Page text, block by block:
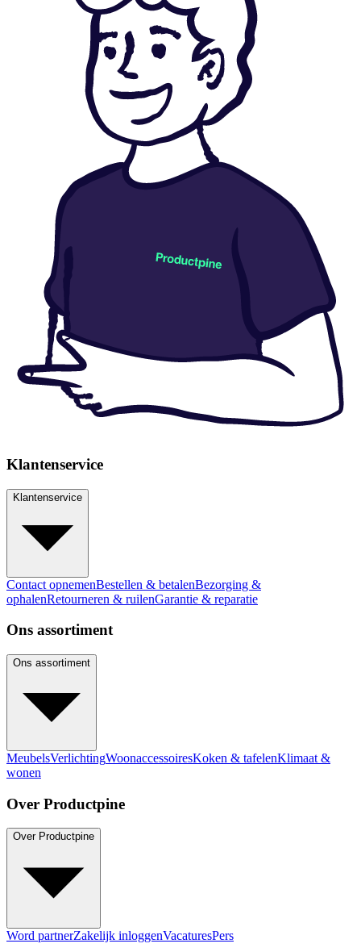
Klantenservice
Klantenservice
Contact opnemenBestellen & betalenBezorging &
ophalenRetourneren & ruilenGarantie & reparatie
Ons assortiment
Ons assortiment
MeubelsVerlichtingWoonaccessoiresKoken & tafelenKlimaat &
wonen
Over Productpine
Over Productpine
Word partnerZakelijk inloggenVacaturesPers